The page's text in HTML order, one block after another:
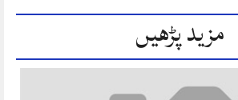
مزید پڑھیں